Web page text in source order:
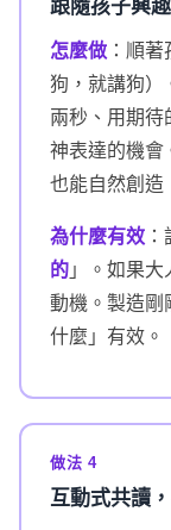
跟隨孩子興
怎麼做 ：順
狗，就講狗）
兩秒、用期待
神表達的機會
也能自然創造
為什麼有效
的 」。如果
動機。製造剛
什麼」有效。
做法 4
互動式共讀